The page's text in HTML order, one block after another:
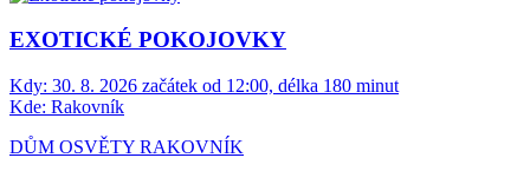
EXOTICKÉ POKOJOVKY
Kdy: 30. 8. 2026 začátek od 12:00, délka 180 minut
Kde: Rakovník
DŮM OSVĚTY RAKOVNÍK